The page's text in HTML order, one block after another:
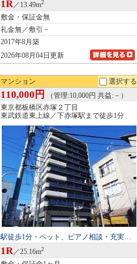
1R／13.49m2
敷金・保証金無
礼金無／敷引－
2017年8月築
2026年08月04日更新
マンション 選択する
110,000円
（管理:10,000円 共益:－）
東京都板橋区赤塚２丁目
東武鉄道東上線／下赤塚駅まで徒歩1分
駅徒歩1分・ペット、ピアノ相談・充実…
1R／25.16m2